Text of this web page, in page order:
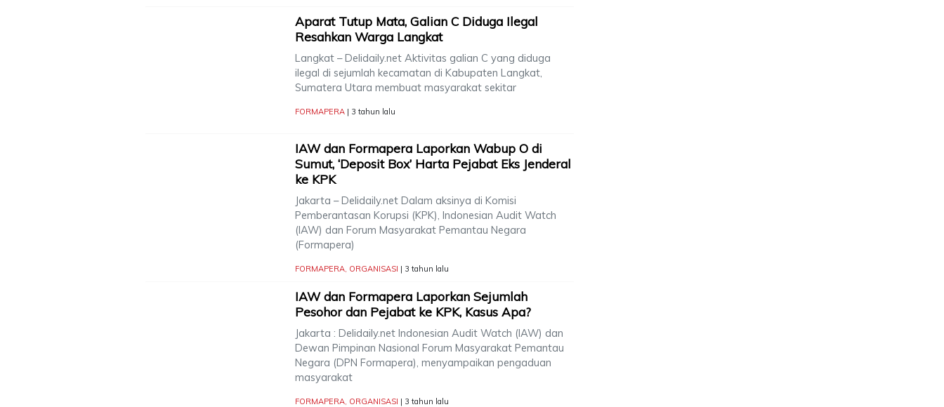
Aparat Tutup Mata, Galian C Diduga Ilegal
Resahkan Warga Langkat
Langkat – Delidaily.net Aktivitas galian C yang diduga
ilegal di sejumlah kecamatan di Kabupaten Langkat,
Sumatera Utara membuat masyarakat sekitar
FORMAPERA | 3 tahun lalu
IAW dan Formapera Laporkan Wabup O di
Sumut, ‘Deposit Box’ Harta Pejabat Eks Jenderal
ke KPK
Jakarta – Delidaily.net Dalam aksinya di Komisi
Pemberantasan Korupsi (KPK), Indonesian Audit Watch
(IAW) dan Forum Masyarakat Pemantau Negara
(Formapera)
FORMAPERA ORGANISASI | 3 tahun lalu
IAW dan Formapera Laporkan Sejumlah
Pesohor dan Pejabat ke KPK, Kasus Apa?
Jakarta : Delidaily.net Indonesian Audit Watch (IAW) dan
Dewan Pimpinan Nasional Forum Masyarakat Pemantau
Negara (DPN Formapera), menyampaikan pengaduan
masyarakat
FORMAPERA ORGANISASI | 3 tahun lalu